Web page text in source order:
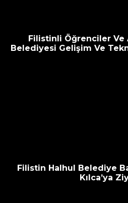
Filistinli Öğrenciler
Belediyesi Gelişim Ve
Filistin Halhul Belediye
Kılca’ya